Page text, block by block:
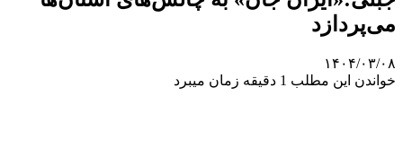
می‌پردازد
۱۴۰۴/۰۳/۰۸
خواندن این مطلب 1 دقیقه زمان میبرد